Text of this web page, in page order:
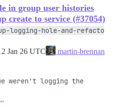
in group user histories
create to service (#37054)
logging-hole-and-refacto
Jan 26 UTC
martin-brennan
weren't logging the